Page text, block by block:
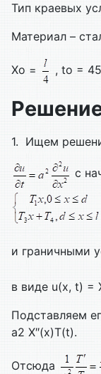
Тип краевых
Материал –
Xo = , to = 45
1. Ищем
с
и граничными
в виде u(x, t) =
Подставляем
а2 X″(x)T(t).
Отсюда